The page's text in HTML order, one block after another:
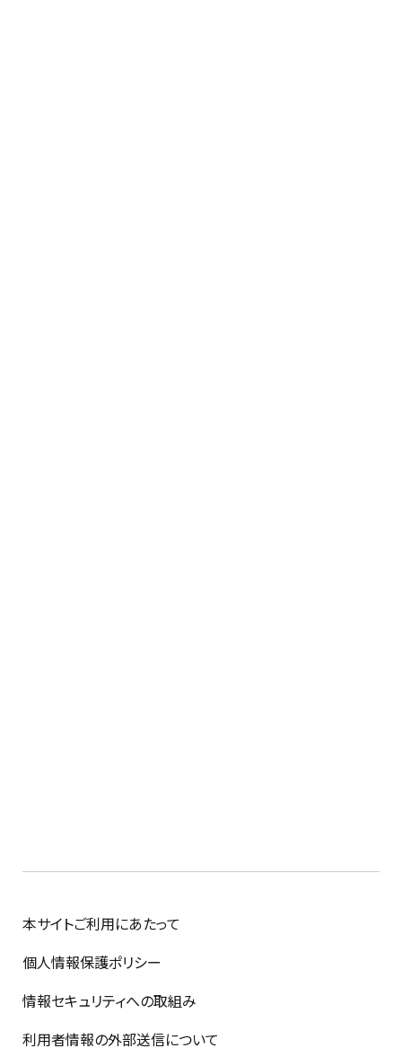
本サイトご利用にあたって
個人情報保護ポリシー
情報セキュリティへの取組み
利用者情報の外部送信について